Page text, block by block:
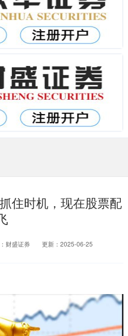
住时机，现在股票配
财盛证券
更新：2025-06-25